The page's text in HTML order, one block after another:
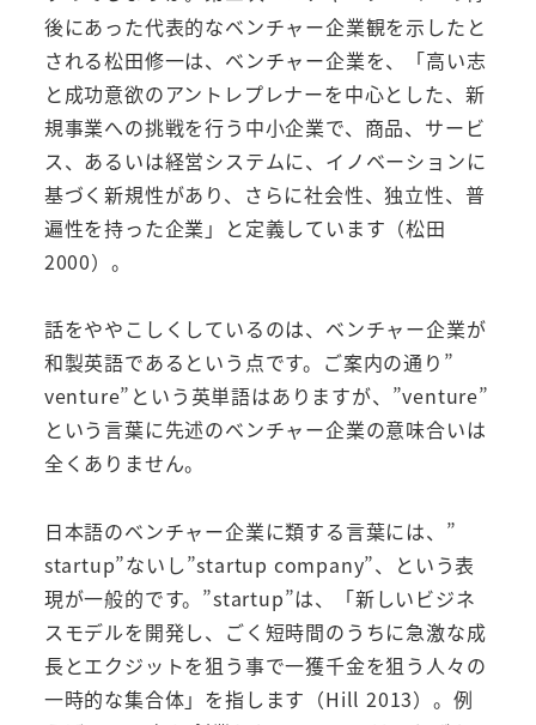
後にあった代表的なベンチャー企業観を示したと
される松田修一は、ベンチャー企業を、「高い志
と成功意欲のアントレプレナーを中心とした、新
規事業への挑戦を行う中小企業で、商品、サービ
ス、あるいは経営システムに、イノベーションに
基づく新規性があり、さらに社会性、独立性、普
遍性を持った企業」と定義しています（松田
2000）。
話をややこしくしているのは、ベンチャー企業が
和製英語であるという点です。ご案内の通り”
venture”という英単語はありますが、”venture”
という言葉に先述のベンチャー企業の意味合いは
全くありません。
日本語のベンチャー企業に類する言葉には、”
startup”ないし”startup company”、という表
現が一般的です。”startup”は、「新しいビジネ
スモデルを開発し、ごく短時間のうちに急激な成
長とエクジットを狙う事で一獲千金を狙う人々の
一時的な集合体」を指します（Hill 2013）。例